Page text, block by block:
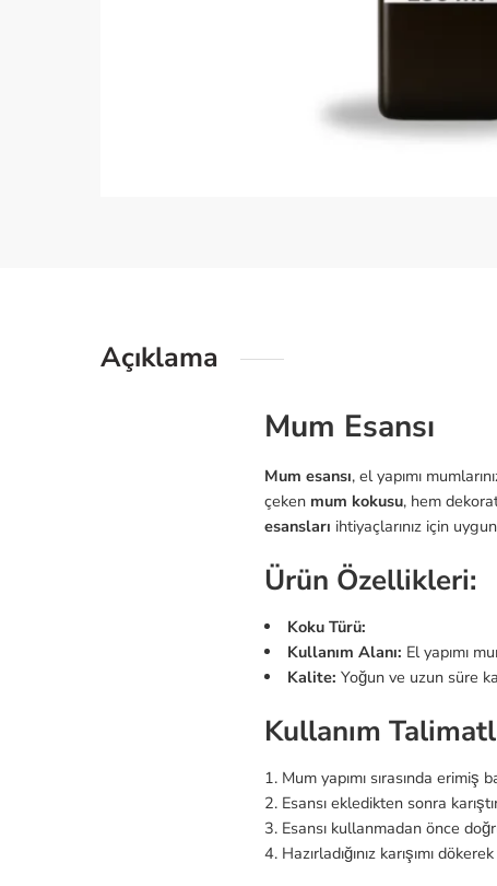
Açıklama
Mum Esansı
Mum esansı, el yapımı
çeken mum kokusu, hem
esansları ihtiyaçlarınız için
Ürün Özellikleri:
Koku Türü:
Kullanım Alanı: El yapımı
Kalite: Yoğun ve uzun süre
Kullanım
Mum yapımı sırasında
Esansı ekledikten sonra
Esansı kullanmadan önce
Hazırladığınız karışımı